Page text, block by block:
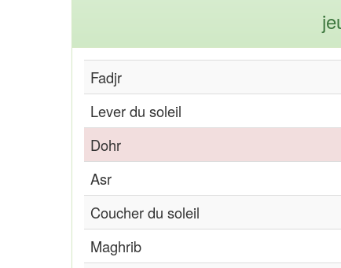
Fadjr
Lever du soleil
Dohr
Asr
Coucher du soleil
Maghrib